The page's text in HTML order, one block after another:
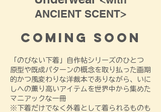
ANCIENT SCENT>
Coming soon
「のびない下着」自作帖シリーズのひとつ
​原型や既成パターンの概念を取り払った画期
的かつ風変わりな洋裁本でありながら、いに
しへの薫り高いアイテムを世界中から集めた
マニアックな一冊
※下着だけでなく外着として着られるものも